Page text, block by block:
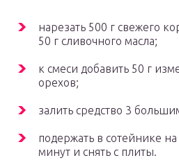
нарезать 500 г свежего
50 г сливочного масла;
к смеси добавить 50 г
орехов;
залить средство 3
подержать в сотейнике
минут и снять с плиты.